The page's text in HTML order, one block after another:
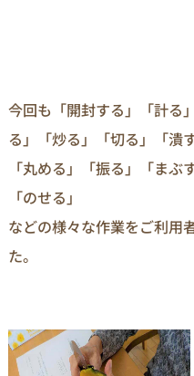
今回も「開封する」「計る
る」「炒る」「切る」「潰す
「丸める」「振る」「まぶ
「のせる」
などの様々な作業をご利用
た。